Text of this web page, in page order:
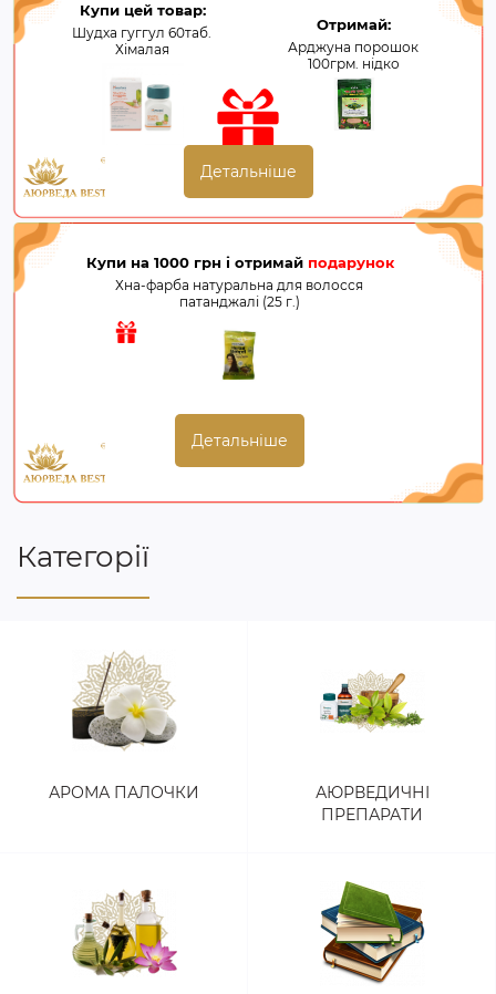
Купи цей товар:
Шудха гуггул 60таб.
Хімалая
Отримай:
Арджуна порошок
100грм. нідко
Детальніше
Купи на 1000 грн і отримай подарунок
Хна-фарба натуральна для волосся
патанджалі (25 г.)
Детальніше
Категорії
АРОМА ПАЛОЧКИ
АЮРВЕДИЧНІ
ПРЕПАРАТИ